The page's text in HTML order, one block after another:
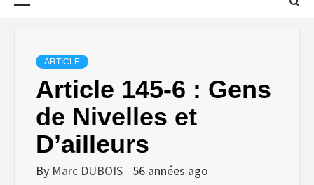
ARTICLE
Article 145-6 : Gens
de Nivelles et
D’ailleurs
By Marc DUBOIS 56 années ago